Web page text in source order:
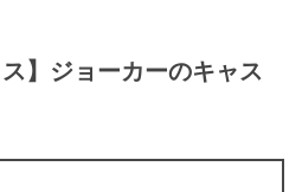
ス】ジョーカーのキャス